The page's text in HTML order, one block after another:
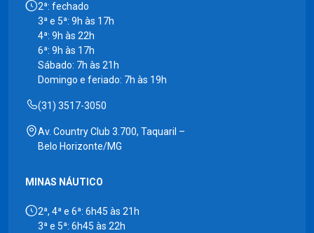
2ª: fechado
3ª e 5ª: 9h às 17h
4ª: 9h às 22h
6ª: 9h às 17h
Sábado: 7h às 21h
Domingo e feriado: 7h às 19h
(31) 3517-3050
Av. Country Club 3.700, Taquaril –
Belo Horizonte/MG
MINAS NÁUTICO
2ª, 4ª e 6ª: 6h45 às 21h
3ª e 5ª: 6h45 às 22h